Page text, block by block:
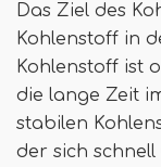
Das Ziel des
Kohlenstoff in
Kohlenstoff ist
die lange Zeit
stabilen
der sich